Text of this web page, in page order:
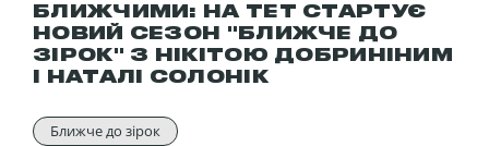
БЛИЖЧИМИ: НА ТЕТ СТАРТУЄ
НОВИЙ СЕЗОН "БЛИЖЧЕ ДО
ЗІРОК" З НІКІТОЮ ДОБРИНІНИМ
І НАТАЛІ СОЛОНІК
Ближче до зірок